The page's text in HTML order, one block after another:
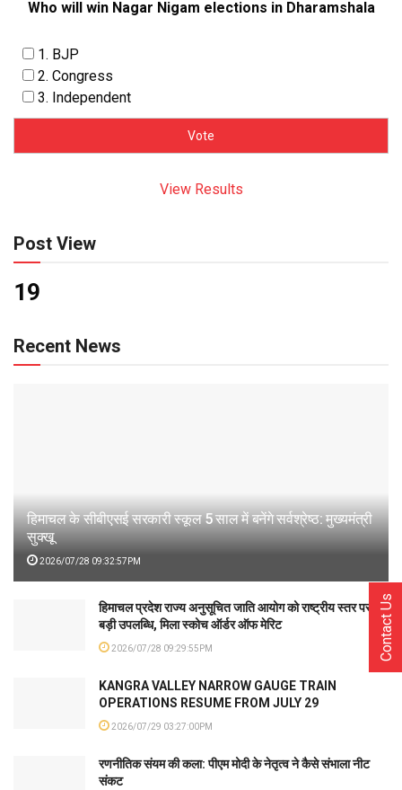
Who will win Nagar Nigam elections in Dharamshala
1. BJP
2. Congress
3. Independent
View Results
Post View
19
Recent News
हिमाचल के सीबीएसई सरकारी स्कूल 5 साल में बनेंगे सर्वश्रेष्ठ: मुख्यमंत्री
सुक्खू
2026/07/28 09:32:57PM
हिमाचल प्रदेश राज्य अनुसूचित जाति आयोग को राष्ट्रीय स्तर पर
बड़ी उपलब्धि, मिला स्कोच ऑर्डर ऑफ मेरिट
2026/07/28 09:29:55PM
KANGRA VALLEY NARROW GAUGE TRAIN
OPERATIONS RESUME FROM JULY 29
2026/07/29 03:27:00PM
रणनीतिक संयम की कला: पीएम मोदी के नेतृत्व ने कैसे संभाला नीट
संकट
Contact Us